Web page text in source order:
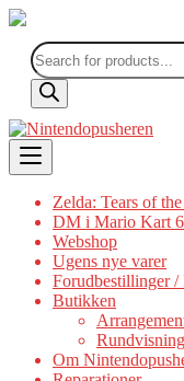
Products
search
Skip
to
content
Zelda: Tears of
DM i Mario Kart
Webshop
Ugens nye varer
Forudbestillinger /
Butikken
Rundvisning
Om